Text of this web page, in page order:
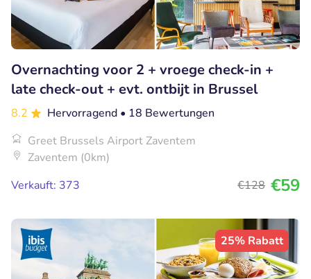
Overnachting voor 2 + vroege check-in +
late check-out + evt. ontbijt in Brussel
8.2 Hervorragend • 18 Bewertungen
Greet Brussels Airport Zaventem
Zaventem (0km)
Verkauft: 373
€128 €59
25% Rabatt